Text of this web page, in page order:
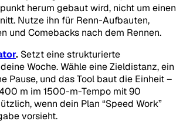
herum gebaut wird, nicht um einen
Nutze ihn für Renn-Aufbauten,
und Comebacks nach dem Rennen.
. Setzt eine strukturierte
Woche. Wähle eine Zieldistanz, ein
Pause, und das Tool baut die Einheit –
m im 1500-m-Tempo mit 90
wenn dein Plan “Speed Work”
vorsieht.